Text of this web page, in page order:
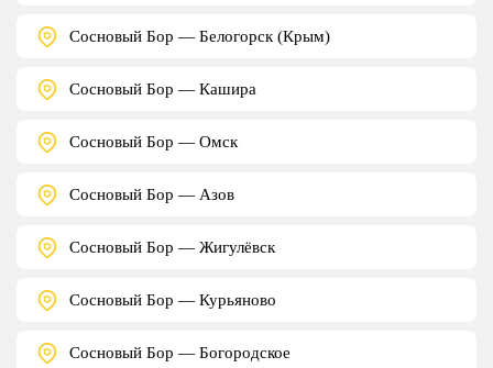
Сосновый Бор — Белогорск (Крым)
Сосновый Бор — Кашира
Сосновый Бор — Омск
Сосновый Бор — Азов
Сосновый Бор — Жигулёвск
Сосновый Бор — Курьяново
Сосновый Бор — Богородское